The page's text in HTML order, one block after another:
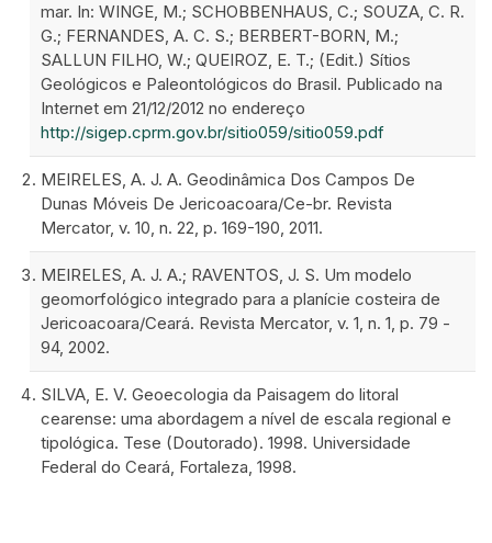
mar. In: WINGE, M.; SCHOBBENHAUS, C.; SOUZA, C. R.
G.; FERNANDES, A. C. S.; BERBERT-BORN, M.;
SALLUN FILHO, W.; QUEIROZ, E. T.; (Edit.) Sítios
Geológicos e Paleontológicos do Brasil. Publicado na
Internet em 21/12/2012 no endereço
http://sigep.cprm.gov.br/sitio059/sitio059.pdf
MEIRELES, A. J. A. Geodinâmica Dos Campos De
Dunas Móveis De Jericoacoara/Ce-br. Revista
Mercator, v. 10, n. 22, p. 169-190, 2011.
MEIRELES, A. J. A.; RAVENTOS, J. S. Um modelo
geomorfológico integrado para a planície costeira de
Jericoacoara/Ceará. Revista Mercator, v. 1, n. 1, p. 79 -
94, 2002.
SILVA, E. V. Geoecologia da Paisagem do litoral
cearense: uma abordagem a nível de escala regional e
tipológica. Tese (Doutorado). 1998. Universidade
Federal do Ceará, Fortaleza, 1998.